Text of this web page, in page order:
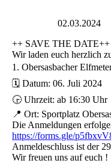
02.03.2024
++ SAVE THE DATE++
Wir laden euch herzlich
1. Obersasbacher
🗓️ Datum: 06. Juli 2024
🕞 Uhrzeit: ab 16:30 Uhr
📍 Ort: Sportplatz
Die Anmeldungen
https://forms.gle/
Anmeldeschluss ist der
Wir freuen uns auf euch !